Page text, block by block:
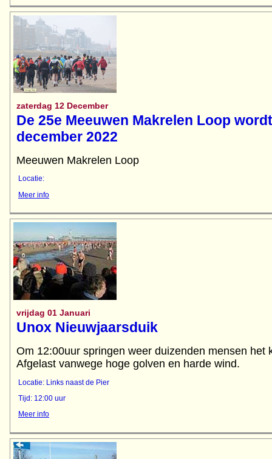
zaterdag 12 December
De 25e Meeuwen Makrelen Loop
december 2022
Meeuwen Makrelen Loop
Locatie:
Meer info
vrijdag 01 Januari
Unox Nieuwjaarsduik
Om 12:00uur springen weer duizenden mensen het
Afgelast vanwege hoge golven en harde wind.
Locatie: Links naast de Pier
Tijd: 12:00 uur
Meer info